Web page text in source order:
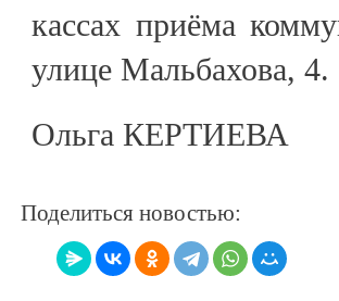
кассах приёма
улице Мальбахова, 4.
Ольга КЕРТИЕВА
Поделиться новостью: